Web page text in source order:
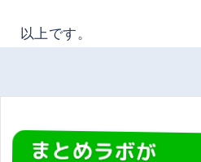
以上です。